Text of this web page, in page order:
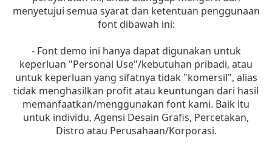
menyetujui semua syarat dan ketentuan penggunaan
font dibawah ini:
- Font demo ini hanya dapat digunakan untuk
keperluan "Personal Use"/kebutuhan pribadi, atau
untuk keperluan yang sifatnya tidak "komersil", alias
tidak menghasilkan profit atau keuntungan dari hasil
memanfaatkan/menggunakan font kami. Baik itu
untuk individu, Agensi Desain Grafis, Percetakan,
Distro atau Perusahaan/Korporasi.